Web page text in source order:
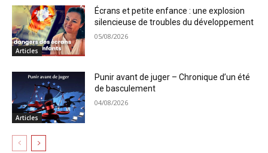
Articles
Écrans et petite enfance : une explosion
silencieuse de troubles du développement
05/08/2026
Articles
Punir avant de juger – Chronique d’un été
de basculement
04/08/2026